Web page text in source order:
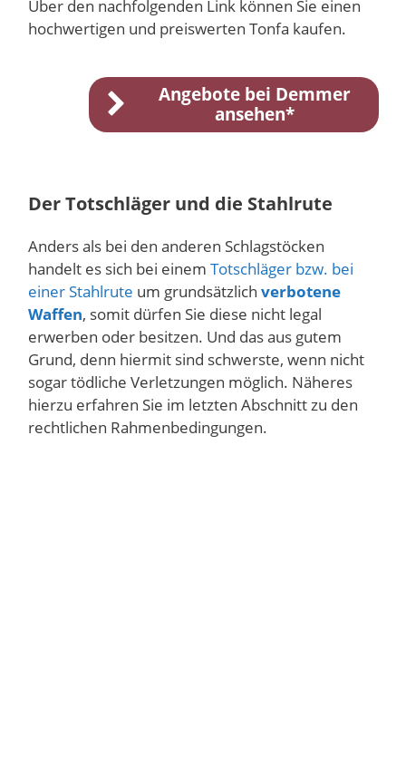
Über den nachfolgenden Link können Sie einen
hochwertigen und preiswerten Tonfa kaufen.
Angebote bei Demmer
ansehen*
Der Totschläger und die Stahlrute
Anders als bei den anderen Schlagstöcken
handelt es sich bei einem Totschläger bzw. bei
einer Stahlrute um grundsätzlich verbotene
Waffen, somit dürfen Sie diese nicht legal
erwerben oder besitzen. Und das aus gutem
Grund, denn hiermit sind schwerste, wenn nicht
sogar tödliche Verletzungen möglich. Näheres
hierzu erfahren Sie im letzten Abschnitt zu den
rechtlichen Rahmenbedingungen.